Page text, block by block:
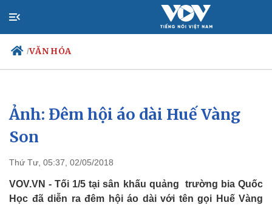
/VĂN HÓA
Chính trị
Đảng
Tổ chức nhân sự
Nhận diện sự thật
Xã hội
Việc làm
Biển đảo
Ảnh: Đêm hội áo dài Huế Vàng
Son
Thứ Tư, 05:37, 02/05/2018
VOV.VN - Tối 1/5 tại sân khấu quảng trường bia Quốc
Học đã diễn ra đêm hội áo dài với tên gọi Huế Vàng